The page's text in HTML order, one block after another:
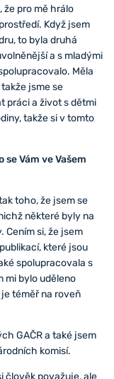
že pro mě hrálo
Když jsem
to byla druhá
a s mladými
Měla
jsme se
práci a život s dětmi
takže si v tomto
Vám ve Vašem
toho, že jsem se
některé byly na
Cením si, že jsem
které jsou
spolupracovala s
mi bylo uděleno
téměř na roveň
GAČR a také jsem
komisí.
člověk považuje, ale